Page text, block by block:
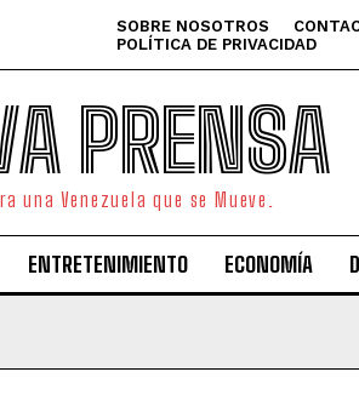
SOBRE NOSOTROS
POLÍTICA DE PRIVACIDAD
PRENSA
una Venezuela que se Mueve.
ENTRETENIMIENTO ECONOMÍA